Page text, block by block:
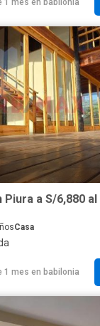
a S/6,880
Casa
1 mes en babilonia